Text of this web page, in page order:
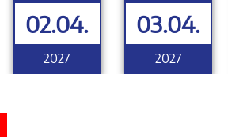
02.04.
2027
03.04.
2027